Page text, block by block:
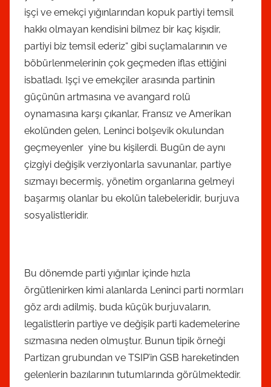
işçi ve emekçi yığınlarından kopuk partiyi temsil
hakkı olmayan kendisini bilmez bir kaç kişıdir,
partiyi biz temsil ederiz“ gibi suçlamalarının ve
böbürlenmelerinin çok geçmeden iflas ettiğini
isbatladı. Işçi ve emekçiler arasında partinin
güçünün artmasına ve avangard rolü
oynamasına karşı çıkanlar, Fransız ve Amerikan
ekolünden gelen, Leninci bolşevik okulundan
geçmeyenler yine bu kişilerdi. Bugün de aynı
çizgiyi değişik verziyonlarla savunanlar, partiye
sızmayı becermiş, yönetim organlarına gelmeyi
başarmış olanlar bu ekolün talebeleridir, burjuva
sosyalistleridir.
Bu dönemde parti yığınlar içinde hızla
örgütlenirken kimi alanlarda Leninci parti normları
göz ardı adilmiş, buda küçük burjuvaların,
legalistlerin partiye ve değişik parti kademelerine
sızmasına neden olmuştur. Bunun tipik örneği
Partizan grubundan ve TSIP’in GSB hareketinden
gelenlerin bazılarının tutumlarında görülmektedir.